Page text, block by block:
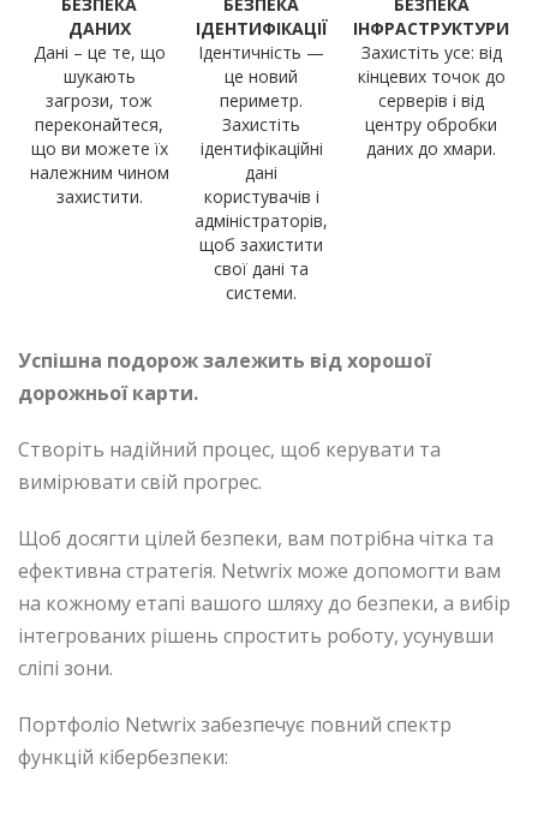
ДАНИХ
Дані – це те, що
шукають
загрози, тож
переконайтеся,
що ви можете їх
належним чином
захистити.
ІДЕНТИФІКАЦІЇ
Ідентичність —
це новий
периметр.
Захистіть
ідентифікаційні
дані
користувачів і
адміністраторів,
щоб захистити
свої дані та
системи.
ІНФРАСТРУКТУРИ
Захистіть усе: від
кінцевих точок до
серверів і від
центру обробки
даних до хмари.
Успішна подорож залежить від хорошої
дорожньої карти.
Створіть надійний процес, щоб керувати та
вимірювати свій прогрес.
Щоб досягти цілей безпеки, вам потрібна чітка та
ефективна стратегія. Netwrix може допомогти вам
на кожному етапі вашого шляху до безпеки, а вибір
інтегрованих рішень спростить роботу, усунувши
сліпі зони.
Портфоліо Netwrix забезпечує повний спектр
функцій кібербезпеки: